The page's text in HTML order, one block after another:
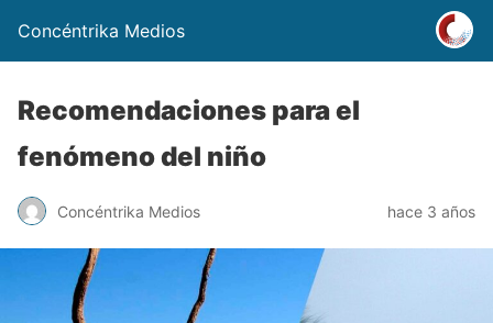
Concéntrika Medios
Recomendaciones para el
fenómeno del niño
Concéntrika Medios hace 3 años